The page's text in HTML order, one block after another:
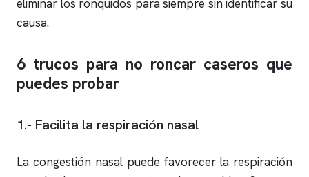
eliminar los ronquidos para siempre sin identificar su
causa.
6 trucos para no roncar caseros que
puedes probar
1.- Facilita la respiración nasal
La congestión nasal puede favorecer la respiración